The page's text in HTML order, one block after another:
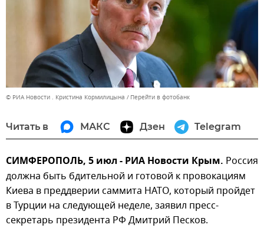
© РИА Новости . Кристина Кормилицына Перейти в фотобанк
Читать в МАКС Дзен Telegram
СИМФЕРОПОЛЬ, 5 июл - РИА Новости Крым. Россия
должна быть бдительной и готовой к провокациям
Киева в преддверии саммита НАТО, который пройдет
в Турции на следующей неделе, заявил пресс-
секретарь президента РФ Дмитрий Песков.